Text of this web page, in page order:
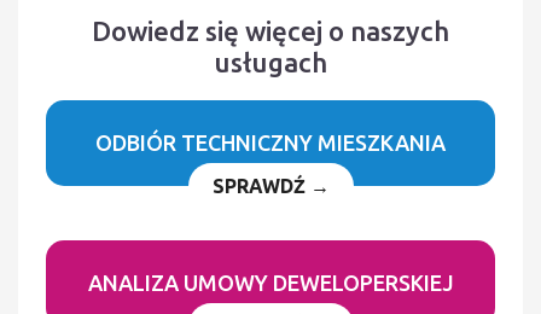
Dowiedz się więcej o naszych
usługach
ODBIÓR TECHNICZNY MIESZKANIA
SPRAWDŹ →
ANALIZA UMOWY DEWELOPERSKIEJ